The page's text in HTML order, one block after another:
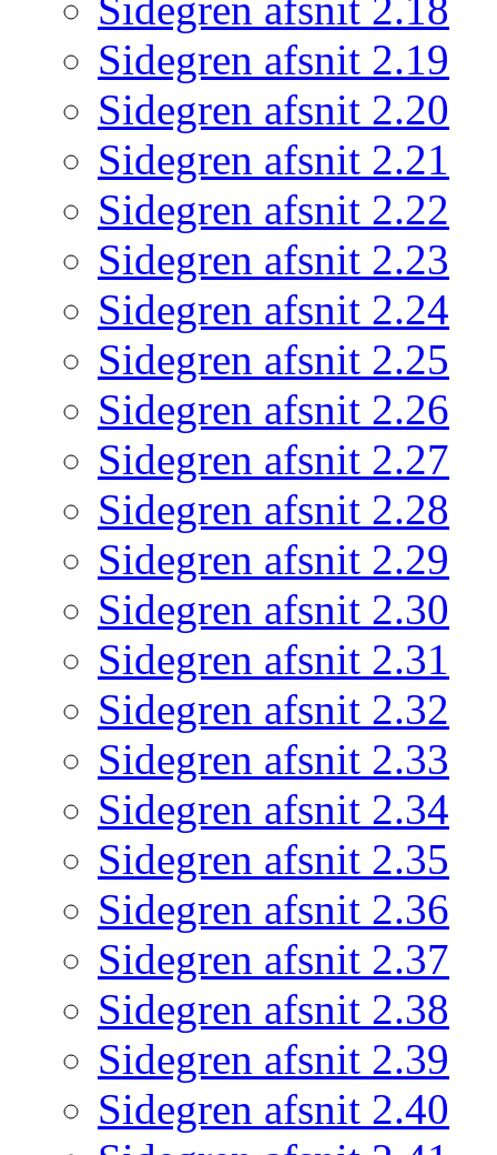
Sidegren afsnit 2.19
Sidegren afsnit 2.20
Sidegren afsnit 2.21
Sidegren afsnit 2.22
Sidegren afsnit 2.23
Sidegren afsnit 2.24
Sidegren afsnit 2.25
Sidegren afsnit 2.26
Sidegren afsnit 2.27
Sidegren afsnit 2.28
Sidegren afsnit 2.29
Sidegren afsnit 2.30
Sidegren afsnit 2.31
Sidegren afsnit 2.32
Sidegren afsnit 2.33
Sidegren afsnit 2.34
Sidegren afsnit 2.35
Sidegren afsnit 2.36
Sidegren afsnit 2.37
Sidegren afsnit 2.38
Sidegren afsnit 2.39
Sidegren afsnit 2.40